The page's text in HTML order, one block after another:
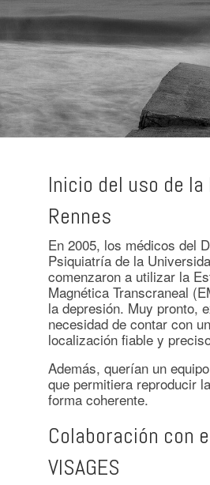
Inicio del uso de la
Rennes
En 2005, los médicos del
Psiquiatría de la
comenzaron a utilizar la
Magnética Transcraneal
la depresión. Muy pronto,
necesidad de contar con
localización fiable y
Además, querían un
que permitiera reproducir
forma coherente.
Colaboración con
VISAGES